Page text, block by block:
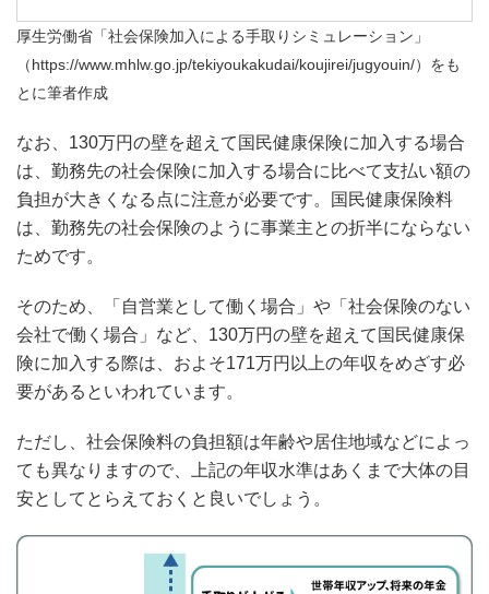
厚生労働省「社会保険加入による手取りシミュレーション」
（https://www.mhlw.go.jp/tekiyoukakudai/koujirei/jugyouin/）をも
とに筆者作成
なお、130万円の壁を超えて国民健康保険に加入する場合
は、勤務先の社会保険に加入する場合に比べて支払い額の
負担が大きくなる点に注意が必要です。国民健康保険料
は、勤務先の社会保険のように事業主との折半にならない
ためです。
そのため、「自営業として働く場合」や「社会保険のない
会社で働く場合」など、130万円の壁を超えて国民健康保
険に加入する際は、およそ171万円以上の年収をめざす必
要があるといわれています。
ただし、社会保険料の負担額は年齢や居住地域などによっ
ても異なりますので、上記の年収水準はあくまで大体の目
安としてとらえておくと良いでしょう。